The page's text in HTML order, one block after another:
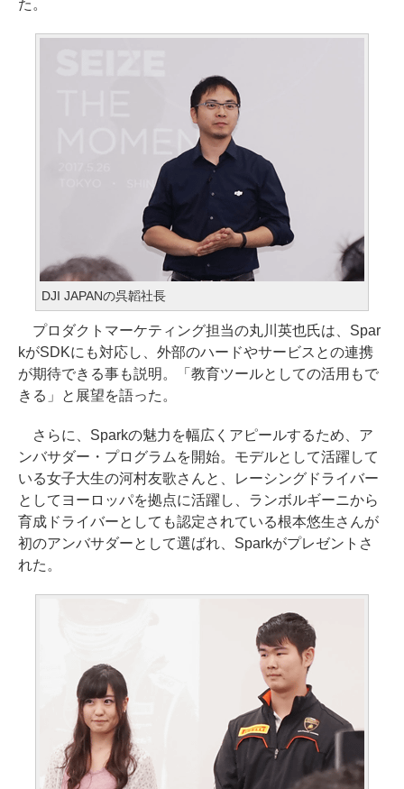
た。
DJI JAPANの呉韜社長
プロダクトマーケティング担当の丸川英也氏は、Spar
kがSDKにも対応し、外部のハードやサービスとの連携
が期待できる事も説明。「教育ツールとしての活用もで
きる」と展望を語った。
さらに、Sparkの魅力を幅広くアピールするため、ア
ンバサダー・プログラムを開始。モデルとして活躍して
いる女子大生の河村友歌さんと、レーシングドライバー
としてヨーロッパを拠点に活躍し、ランボルギーニから
育成ドライバーとしても認定されている根本悠生さんが
初のアンバサダーとして選ばれ、Sparkがプレゼントさ
れた。